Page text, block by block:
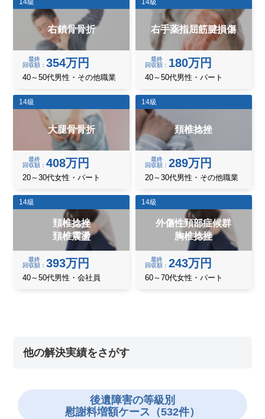
14級
右鎖骨骨折
最終
回収額
354万円
40～50代男性・その他職業
14級
右手薬指屈筋腱損傷
最終
回収額
180万円
40～50代男性・パート
14級
大腿骨骨折
最終
回収額
408万円
20～30代女性・パート
14級
頚椎捻挫
最終
回収額
289万円
20～30代男性・その他職業
14級
頚椎捻挫
頚椎震盪
最終
回収額
393万円
40～50代男性・会社員
14級
外傷性頚部症候群
胸椎捻挫
最終
回収額
243万円
60～70代女性・パート
他の解決実績をさがす
後遺障害の等級別
慰謝料増額ケース（532件）